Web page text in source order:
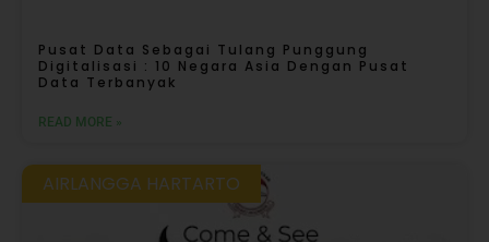
Pusat Data Sebagai Tulang Punggung
Digitalisasi : 10 Negara Asia Dengan Pusat
Data Terbanyak
READ MORE »
AIRLANGGA HARTARTO